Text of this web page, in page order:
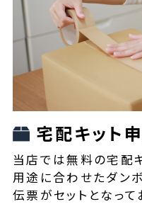
宅配キット
当店では無料の宅配
用途に合わせたダン
伝票がセットとなって